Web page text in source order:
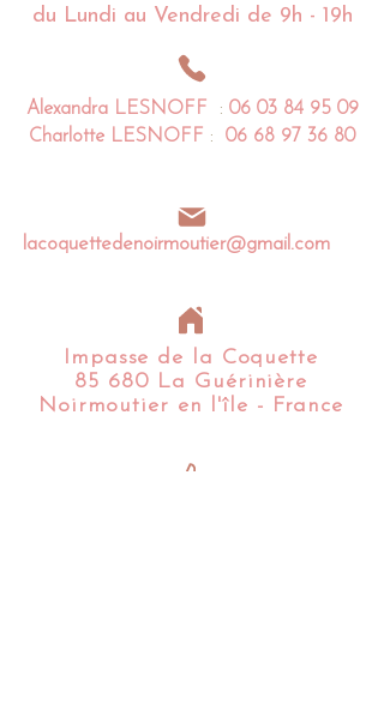
du Lundi au Vendredi de 9h - 19h
lacoquettedenoirmoutier@gmail.com
Impasse de la Coquette
85 680 La Guérinière
Noirmoutier en l'île - France​​
Alexandra LESNOFF : 06 03 84 95 09
Charlotte LESNOFF : 06 68 97 36 80